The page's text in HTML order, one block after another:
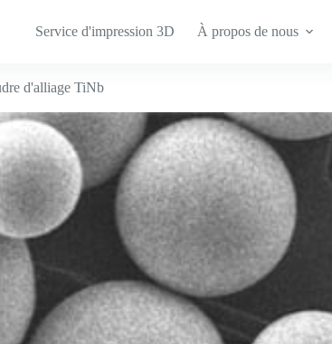
Service d'impression 3D À propos de nous
d'alliage TiNb